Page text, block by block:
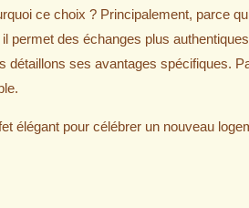
ce choix ? Principalement, parce
permet des échanges plus
détaillons ses avantages spécifiques.